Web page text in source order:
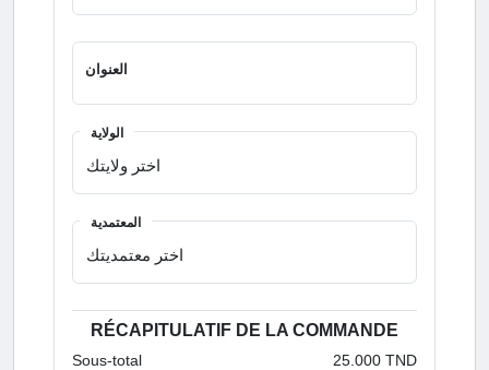
العنوان
الولاية
المعتمدية
RÉCAPITULATIF DE LA COMMANDE
Sous-total
25.000 TND